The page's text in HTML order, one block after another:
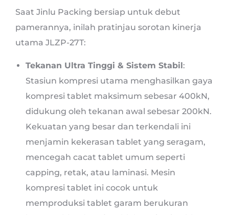
Saat Jinlu Packing bersiap untuk debut
pamerannya, inilah pratinjau sorotan kinerja
utama JLZP-27T:
Tekanan Ultra Tinggi & Sistem Stabil:
Stasiun kompresi utama menghasilkan gaya
kompresi tablet maksimum sebesar 400kN,
didukung oleh tekanan awal sebesar 200kN.
Kekuatan yang besar dan terkendali ini
menjamin kekerasan tablet yang seragam,
mencegah cacat tablet umum seperti
capping, retak, atau laminasi. Mesin
kompresi tablet ini cocok untuk
memproduksi tablet garam berukuran